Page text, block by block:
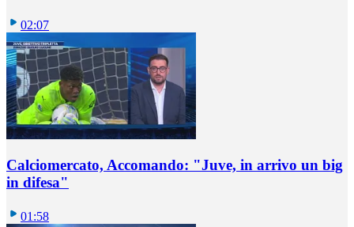
02:07
Calciomercato, Accomando: "Juve, in arrivo un big
in difesa"
01:58